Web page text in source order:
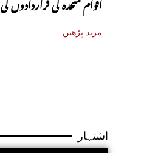
اقوام متحدہ کی قراردادوں کی
قانونی حیثیت تبدیل نہیں
مزید پڑھیں
اشتہار